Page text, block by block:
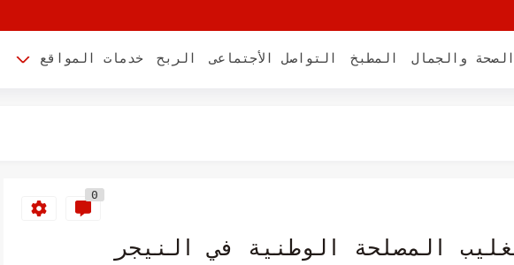
الصحة والجمال المطبخ التواصل الأجتماعى الربح خدمات المواقع
0
المصلحة الوطنية في النيجر